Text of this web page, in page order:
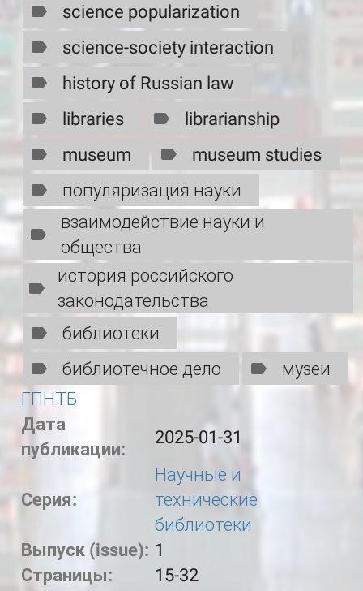
science popularization
science-society interaction
history of Russian law
libraries
librarianship
museum
museum studies
популяризация науки
взаимодействие науки и
общества
история российского
законодательства
библиотеки
библиотечное дело
музеи
ГПНТБ
Дата
публикации:
2025-01-31
Серия:
Научные и
технические
библиотеки
Выпуск (issue): 1
Страницы:
15-32